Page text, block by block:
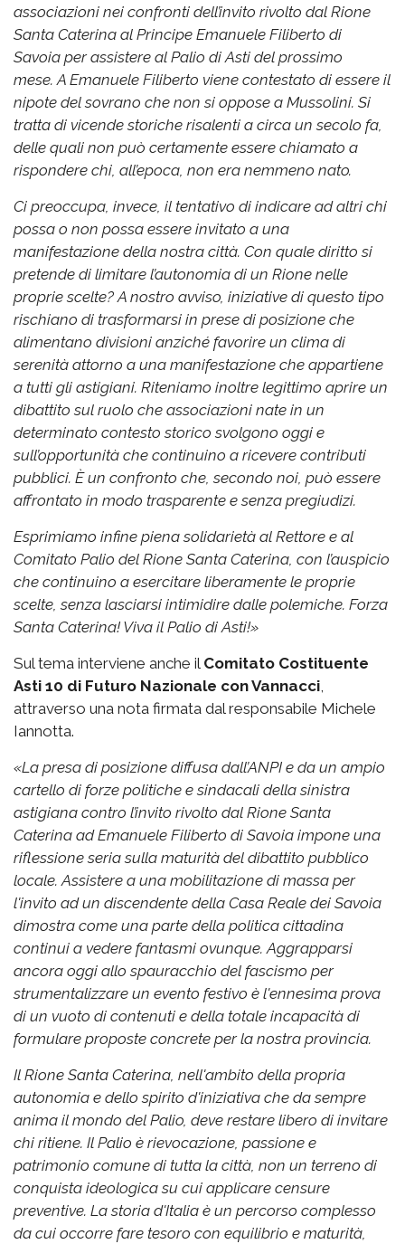
associazioni nei confronti dell’invito rivolto dal Rione
Santa Caterina al Principe Emanuele Filiberto di
Savoia per assistere al Palio di Asti del prossimo
mese.A Emanuele Filiberto viene contestato di essere il
nipote del sovrano che non si oppose a Mussolini. Si
tratta di vicende storiche risalenti a circa un secolo fa,
delle quali non può certamente essere chiamato a
rispondere chi, all’epoca, non era nemmeno nato.
Ci preoccupa, invece, il tentativo di indicare ad altri chi
possa o non possa essere invitato a una
manifestazione della nostra città. Con quale diritto si
pretende di limitare l’autonomia di un Rione nelle
proprie scelte?A nostro avviso, iniziative di questo tipo
rischiano di trasformarsi in prese di posizione che
alimentano divisioni anziché favorire un clima di
serenità attorno a una manifestazione che appartiene
a tutti gli astigiani. Riteniamo inoltre legittimo aprire un
dibattito sul ruolo che associazioni nate in un
determinato contesto storico svolgono oggi e
sull’opportunità che continuino a ricevere contributi
pubblici. È un confronto che, secondo noi, può essere
affrontato in modo trasparente e senza pregiudizi.
Esprimiamo infine piena solidarietà al Rettore e al
Comitato Palio del Rione Santa Caterina, con l’auspicio
che continuino a esercitare liberamente le proprie
scelte, senza lasciarsi intimidire dalle polemiche. Forza
Santa Caterina! Viva il Palio di Asti!»
Sul tema interviene anche il Comitato Costituente
Asti 10 di Futuro Nazionale con Vannacci,
attraverso una nota firmata dal responsabile Michele
Iannotta.
«La presa di posizione diffusa dall’ANPI e da un ampio
cartello di forze politiche e sindacali della sinistra
astigiana contro l’invito rivolto dal Rione Santa
Caterina ad Emanuele Filiberto di Savoia impone una
riflessione seria sulla maturità del dibattito pubblico
locale. Assistere a una mobilitazione di massa per
l'invito ad un discendente della Casa Reale dei Savoia
dimostra come una parte della politica cittadina
continui a vedere fantasmi ovunque. Aggrapparsi
ancora oggi allo spauracchio del fascismo per
strumentalizzare un evento festivo è l'ennesima prova
di un vuoto di contenuti e della totale incapacità di
formulare proposte concrete per la nostra provincia.
Il Rione Santa Caterina, nell'ambito della propria
autonomia e dello spirito d'iniziativa che da sempre
anima il mondo del Palio, deve restare libero di invitare
chi ritiene. Il Palio è rievocazione, passione e
patrimonio comune di tutta la città, non un terreno di
conquista ideologica su cui applicare censure
preventive. La storia d'Italia è un percorso complesso
da cui occorre fare tesoro con equilibrio e maturità,